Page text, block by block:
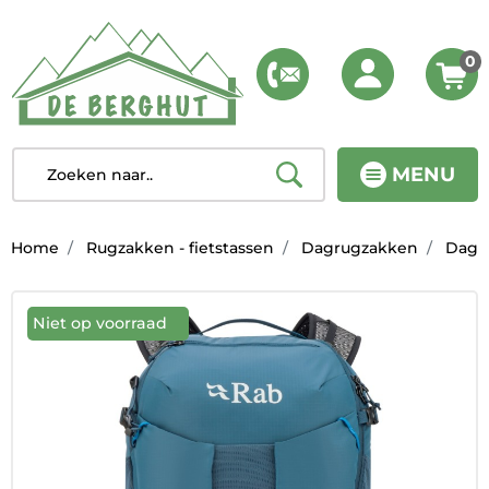
MENU
0
Home Rugzakken - fietstassen Dagrugzakken
Niet op voorraad